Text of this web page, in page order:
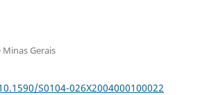
Gerais
S0104-026X2004000100022